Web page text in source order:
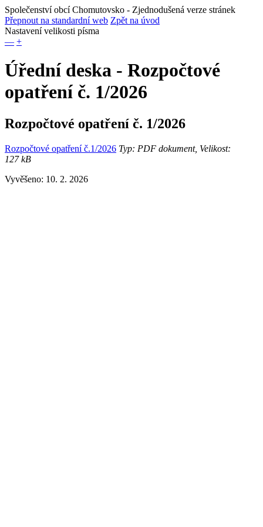
Společenství obcí Chomutovsko - Zjednodušená verze stránek
Přepnout na standardní web Zpět na úvod
Nastavení velikosti písma
— +
Úřední deska - Rozpočtové
opatření č. 1/2026
Rozpočtové opatření č. 1/2026
Rozpočtové opatření č.1/2026 Typ: PDF dokument, Velikost:
127 kB
Vyvěšeno: 10. 2. 2026